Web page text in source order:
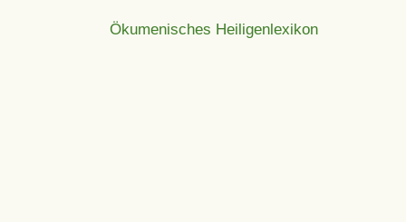
Ökumenisches Heiligenlexikon